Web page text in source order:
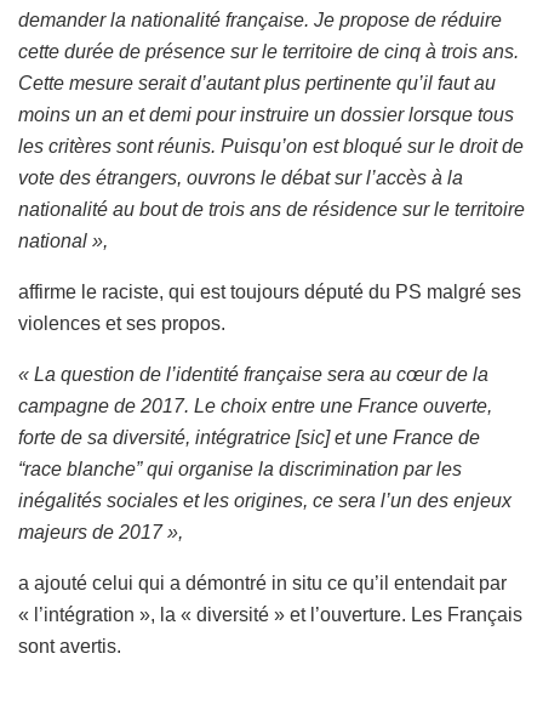
demander la nationalité française. Je propose de réduire
cette durée de présence sur le territoire de cinq à trois ans.
Cette mesure serait d’autant plus pertinente qu’il faut au
moins un an et demi pour instruire un dossier lorsque tous
les critères sont réunis. Puisqu’on est bloqué sur le droit de
vote des étrangers, ouvrons le débat sur l’accès à la
nationalité au bout de trois ans de résidence sur le territoire
national »,
affirme le raciste, qui est toujours député du PS malgré ses
violences et ses propos.
« La question de l’identité française sera au cœur de la
campagne de 2017. Le choix entre une France ouverte,
forte de sa diversité, intégratrice [sic] et une France de
“race blanche” qui organise la discrimination par les
inégalités sociales et les origines, ce sera l’un des enjeux
majeurs de 2017 »,
a ajouté celui qui a démontré in situ ce qu’il entendait par
« l’intégration », la « diversité » et l’ouverture. Les Français
sont avertis.